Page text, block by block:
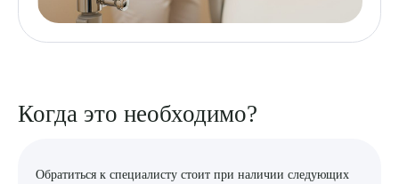
Когда это необходимо?
Обратиться к специалисту стоит при наличии следующих